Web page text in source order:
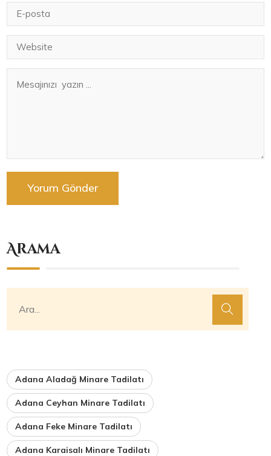
Arama
Adana Aladağ Minare Tadilatı
Adana Ceyhan Minare Tadilatı
Adana Feke Minare Tadilatı
Adana Karaisalı Minare Tadilatı